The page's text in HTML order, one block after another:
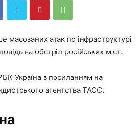
масованих атак по інфраструктурі
на обстріл російських міст.
Україна з посиланням на
агентства ТАСС.